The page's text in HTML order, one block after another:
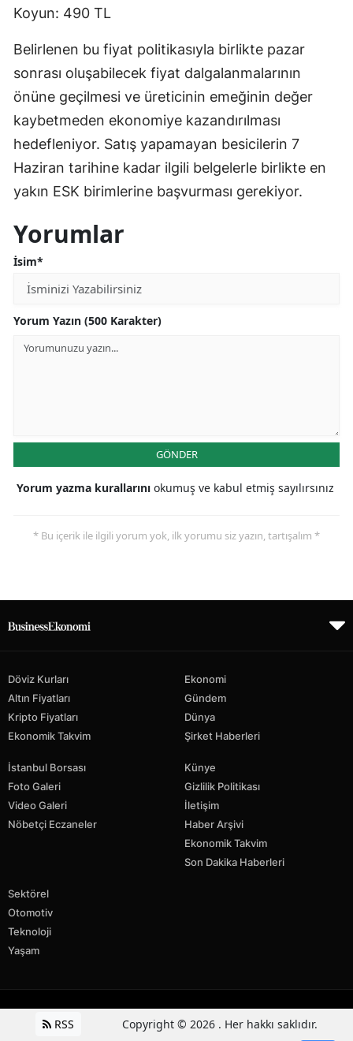
Koyun: 490 TL
Belirlenen bu fiyat politikasıyla birlikte pazar
sonrası oluşabilecek fiyat dalgalanmalarının
önüne geçilmesi ve üreticinin emeğinin değer
kaybetmeden ekonomiye kazandırılması
hedefleniyor. Satış yapamayan besicilerin 7
Haziran tarihine kadar ilgili belgelerle birlikte en
yakın ESK birimlerine başvurması gerekiyor.
Yorumlar
İsim*
Yorum Yazın (500 Karakter)
GÖNDER
Yorum yazma kurallarını okumuş ve kabul etmiş sayılırsınız
* Bu içerik ile ilgili yorum yok, ilk yorumu siz yazın, tartışalım *
Döviz Kurları
Altın Fiyatları
Kripto Fiyatları
Ekonomik Takvim
Ekonomi
Gündem
Dünya
Şirket Haberleri
İstanbul Borsası
Foto Galeri
Video Galeri
Nöbetçi Eczaneler
Künye
Gizlilik Politikası
İletişim
Haber Arşivi
Ekonomik Takvim
Son Dakika Haberleri
Sektörel
Otomotiv
Teknoloji
Yaşam
RSS Copyright © 2026 . Her hakkı saklıdır.